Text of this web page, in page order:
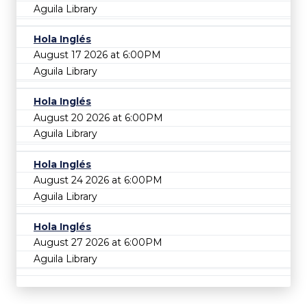
Aguila Library
Hola Inglés
August 17 2026 at 6:00PM
Aguila Library
Hola Inglés
August 20 2026 at 6:00PM
Aguila Library
Hola Inglés
August 24 2026 at 6:00PM
Aguila Library
Hola Inglés
August 27 2026 at 6:00PM
Aguila Library